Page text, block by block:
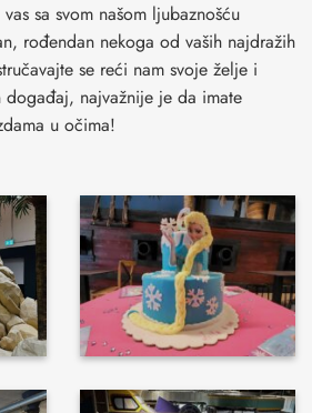
sa svom našom ljubaznošću
rođendan nekoga od vaših najdražih
se reći nam svoje želje i
događaj, najvažnije je da imate
u očima!